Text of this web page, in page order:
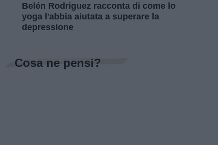
Belén Rodriguez racconta di come lo
yoga l'abbia aiutata a superare la
depressione
Cosa ne pensi?